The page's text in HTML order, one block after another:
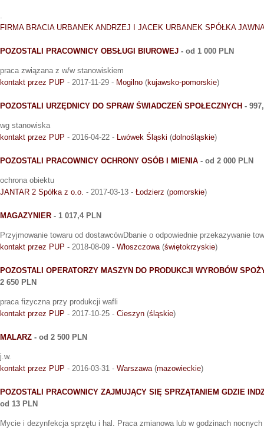
.
FIRMA BRACIA URBANEK ANDRZEJ I JACEK URBANEK SPÓŁKA JAWNA
POZOSTALI PRACOWNICY OBSŁUGI BIUROWEJ - od 1 000 PLN
praca związana z w/w stanowiskiem
kontakt przez PUP - 2017-11-29 - Mogilno (kujawsko-pomorskie)
POZOSTALI URZĘDNICY DO SPRAW ŚWIADCZEŃ SPOŁECZNYCH -
wg stanowiska
kontakt przez PUP - 2016-04-22 - Lwówek Śląski (dolnośląskie)
POZOSTALI PRACOWNICY OCHRONY OSÓB I MIENIA - od 2 000 PLN
ochrona obiektu
JANTAR 2 Spółka z o.o. - 2017-03-13 - Łodzierz (pomorskie)
MAGAZYNIER - 1 017,4 PLN
Przyjmowanie towaru od dostawcówDbanie o odpowiednie przekazywanie
kontakt przez PUP - 2018-08-09 - Włoszczowa(świętokrzyskie)
POZOSTALI OPERATORZY MASZYN DO PRODUKCJI WYROBÓW
2 650 PLN
praca fizyczna przy produkcji wafli
kontakt przez PUP - 2017-10-25 - Cieszyn (śląskie)
MALARZ - od 2 500 PLN
j.w.
kontakt przez PUP - 2016-03-31 - Warszawa(mazowieckie)
POZOSTALI PRACOWNICY ZAJMUJĄCY SIĘ SPRZĄTANIEM GDZIE
od 13 PLN
Mycie i dezynfekcja sprzętu i hal. Praca zmianowa lub w godzinach nocnych